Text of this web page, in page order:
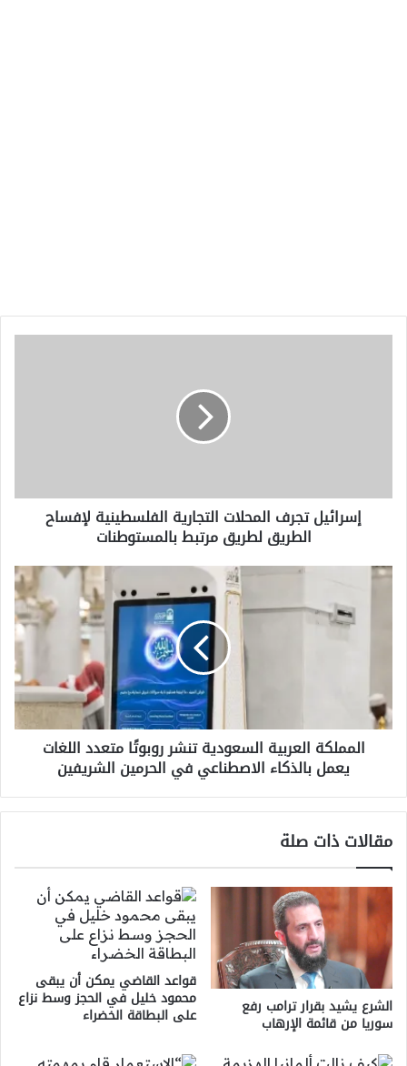
مرتبط
بالمستوطنات
إسرائيل تجرف المحلات التجارية الفلسطينية لإفساح
الطريق لطريق مرتبط بالمستوطنات
المملكة
السعودية
يعمل
بالذكاء
الاصطناعي
الشريفين
المملكة العربية السعودية تنشر روبوتًا متعدد اللغات
يعمل بالذكاء الاصطناعي في الحرمين الشريفين
مقالات ذات صلة
الشرع يشيد بقرار ترامب رفع
سوريا من قائمة الإرهاب
قواعد القاضي يمكن أن يبقى
محمود خليل في الحجز وسط نزاع
على البطاقة الخضراء